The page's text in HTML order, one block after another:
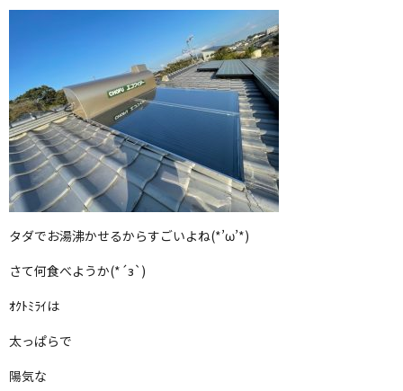
タダでお湯沸かせるからすごいよね(*’ω’*)
さて何食べようか(*´з`)
ｵｸﾄﾐﾗｲは
太っぱらで
陽気な